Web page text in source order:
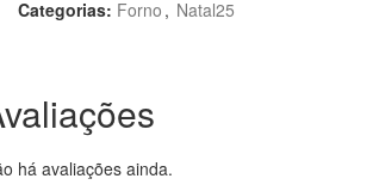
Categorias: Forno , Natal25
há avaliações ainda.